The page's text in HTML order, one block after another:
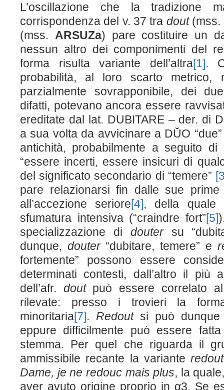
L’oscillazione che la tradizione
corrispondenza del v. 37 tra dout (mss.
(mss. ARSUZa) pare costituire un
nessun altro dei componimenti del
forma risulta variante dell’altra[1].
probabilità, al loro scarto metrico,
parzialmente sovrapponibile, dei
difatti, potevano ancora essere
ereditate dal lat. DUBITARE – der. di
a sua volta da avvicinare a DŬO
antichità, probabilmente a seguito di
“essere incerti, essere insicuri di
del significato secondario di “temere”
pare relazionarsi fin dalle sue prime
all’accezione seriore[4], della quale
sfumatura intensiva (“craindre fort”[5]
specializzazione di douter su
dunque, douter“dubitare, temere” e
fortemente” possono essere
determinati contesti, dall’altro il più
dell’afr. dout può essere correlato
rilevate: presso i trovieri la
minoritaria[7]. Redoutsi può
eppure difficilmente può essere
stemma. Per quel che riguarda il
ammissibile recante la variante
Dame, je ne redouc mais plus, la
aver avuto origine proprio in α3. Se